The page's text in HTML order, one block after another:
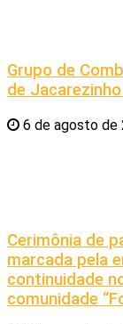
Grupo de
de
6 de agosto de
Cerimônia de
marcada pela
continuidade
comunidade